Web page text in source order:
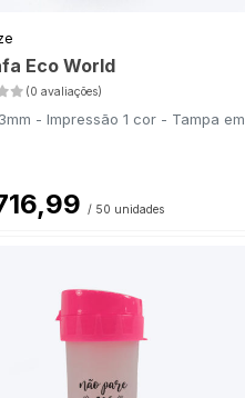
Eco World
(0 avaliações)
- Impressão 1 cor - Tampa em
/ 50 unidades